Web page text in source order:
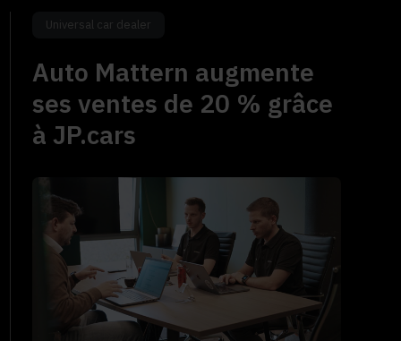
Universal car dealer
Auto Mattern augmente
ses ventes de 20 % grâce
à JP.cars